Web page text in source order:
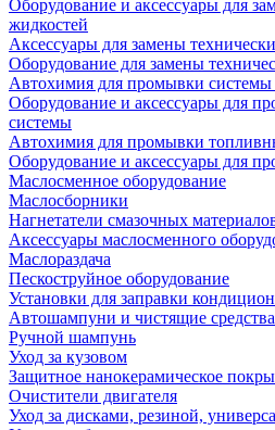
Оборудование и аксессуары для
жидкостей
Аксессуары для замены
Оборудование для замены
Автохимия для промывки системы
Оборудование и аксессуары для
системы
Автохимия для промывки
Оборудование и аксессуары для
Маслосменное оборудование
Маслосборники
Нагнетатели смазочных
Аксессуары маслосменного
Маслораздача
Пескоструйное оборудование
Установки для заправки
Автошампуни и чистящие средства
Ручной шампунь
Уход за кузовом
Защитное нанокерамическое
Очистители двигателя
Уход за дисками, резиной,